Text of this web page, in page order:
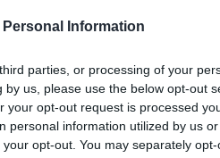
Information
parties, or processing of your
us, please use the below opt-out
your opt-out request is processed
personal information utilized by us
opt-out. You may separately
club europeo
oggi: è bravo
ho visto perdere un
si presta a
più ruoli d’attacco